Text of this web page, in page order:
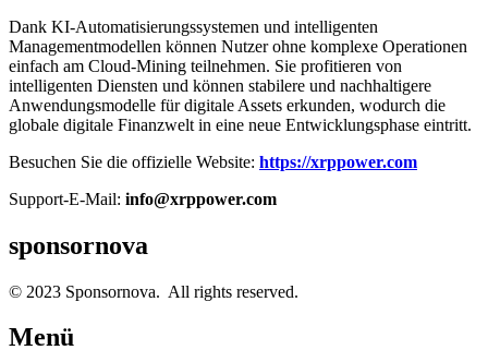
Dank KI-Automatisierungssystemen und intelligenten
Managementmodellen können Nutzer ohne komplexe Operationen
einfach am Cloud-Mining teilnehmen. Sie profitieren von
intelligenten Diensten und können stabilere und nachhaltigere
Anwendungsmodelle für digitale Assets erkunden, wodurch die
globale digitale Finanzwelt in eine neue Entwicklungsphase eintritt.
Besuchen Sie die offizielle Website: https://xrppower.com
Support-E-Mail: info@xrppower.com
sponsornova
© 2023 Sponsornova. All rights reserved.
Menü